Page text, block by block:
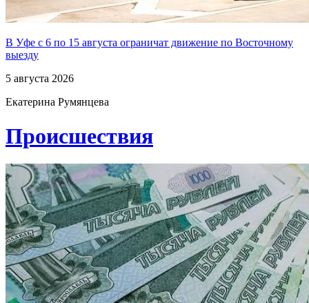
В Уфе с 6 по 15 августа ограничат движение по Восточному
выезду
5 августа 2026
Екатерина Румянцева
Проиcшествия